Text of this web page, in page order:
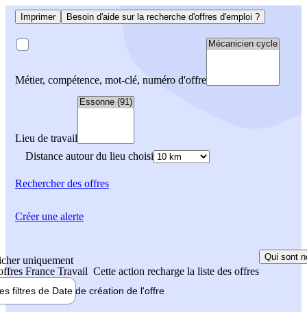
Imprimer Besoin d'aide sur la recherche d'offres d'emploi ?
Métier, compétence, mot-clé, numéro d'offre
Lieu de travail
Distance autour du lieu choisi
Rechercherdes offres
uniquement
France Travail Cette action recharge la liste des offres
Qui sont
filtres de Date de création de l'offre
Créer une alerte